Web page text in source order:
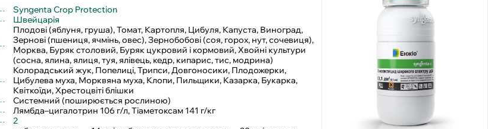
Syngenta Crop Protection
Швейцарія
Плодові (яблуня, груша), Томат, Картопля, Цибуля, Капуста, Виноград,
Зернові (пшениця, ячмінь, овес), Зернобобові (соя, горох, нут, сочевиця),
Морква, Буряк столовий, Буряк цукровий і кормовий, Хвойні культури
(сосна, ялина, ялиця, туя, ялівець, кедр, кипарис, тис, модрина)
Колорадський жук, Попелиці, Трипси, Довгоносики, Плодожерки,
Цибулева муха, Морквяна муха, Клопи, Пильщики, Казарка, Букарка,
Квіткоїди, Хрестоцвіті блішки
Системний (поширюється рослиною)
Лямбда–цигалотрин 106 г/л, Тіаметоксам 141 г/кг
2